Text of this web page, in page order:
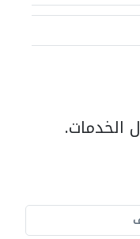
الخدمات.